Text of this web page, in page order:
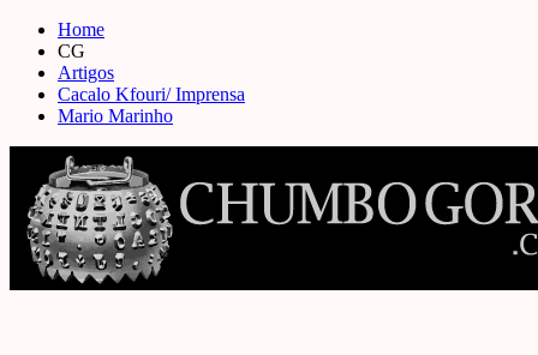
Skip
content
Home
CG
Artigos
Cacalo Kfouri/ Imprensa
Mario Marinho